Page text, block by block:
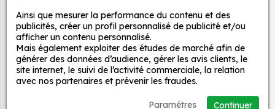
accueillante dans le salon. Ils peuvent être
utilisés pour décorer les murs, les meubles ou
les accessoires de salon.
Aide
A propos
Facebook
Ainsi que mesurer la performance du contenu et des
publicités, créer un profil personnalisé de publicité et/ou
afficher un contenu personnalisé.
Mais également exploiter des études de marché afin de
générer des données d’audience, gérer les avis clients, le
site internet, le suivi de l’activité commerciale, la relation
avec nos partenaires et prévenir les fraudes.
Continuer
Paramétres